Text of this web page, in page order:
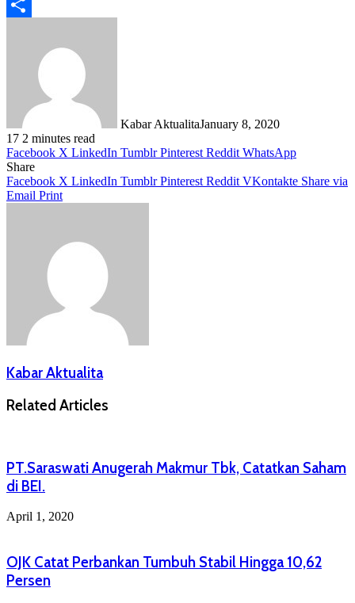
Telegram
Kabar AktualitaJanuary 8, 2020
17 2 minutes read
Facebook X LinkedIn Tumblr Pinterest Reddit WhatsApp
Share
Facebook X LinkedIn Tumblr Pinterest Reddit VKontakte Share via
Email Print
Kabar Aktualita
Related Articles
PT.Saraswati Anugerah Makmur Tbk, Catatkan Saham
di BEI.
April 1, 2020
OJK Catat Perbankan Tumbuh Stabil Hingga 10,62
Persen